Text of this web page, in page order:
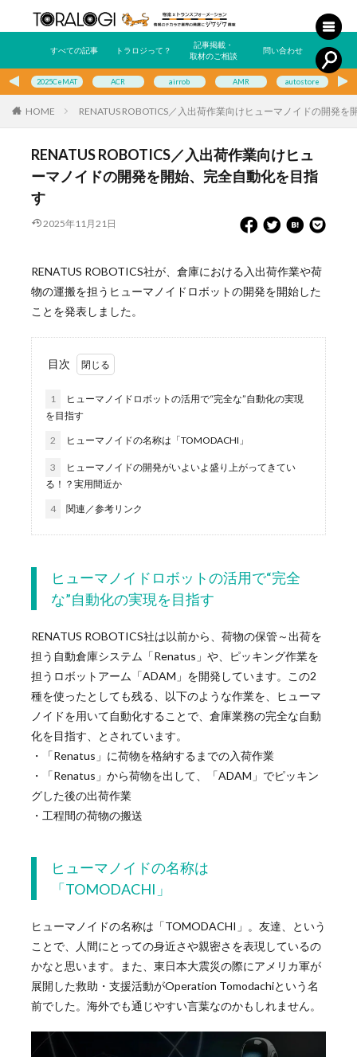
すべての記事 トラロジって？
記事掲載・
取材のご相談
問い合わせ
2025CeMAT ACR airrob AMR autostore
HOME RENATUS ROBOTICS／入出荷作業向けヒューマノイドの開発
RENATUS ROBOTICS／入出荷作業向けヒュ
ーマノイドの開発を開始、完全自動化を目指
す
2025年11月21日
RENATUS ROBOTICS社が、倉庫における入出荷作業や荷
物の運搬を担うヒューマノイドロボットの開発を開始した
ことを発表しました。
目次
1
ヒューマノイドロボットの活用で“完全な”自動化の実現
を目指す
2 ヒューマノイドの名称は「TOMODACHI」
3
ヒューマノイドの開発がいよいよ盛り上がってきてい
る！？実用間近か
4 関連／参考リンク
ヒューマノイドロボットの活用で“完全
な”自動化の実現を目指す
RENATUS ROBOTICS社は以前から、荷物の保管～出荷を
担う自動倉庫システム「Renatus」や、ピッキング作業を
担うロボットアーム「ADAM」を開発しています。この2
種を使ったとしても残る、以下のような作業を、ヒューマ
ノイドを用いて自動化することで、倉庫業務の完全な自動
化を目指す、とされています。
・「Renatus」に荷物を格納するまでの入荷作業
・「Renatus」から荷物を出して、「ADAM」でピッキン
グした後の出荷作業
・工程間の荷物の搬送
ヒューマノイドの名称は
「TOMODACHI」
ヒューマノイドの名称は「TOMODACHI」。友達、という
ことで、人間にとっての身近さや親密さを表現しているの
かなと思います。また、東日本大震災の際にアメリカ軍が
展開した救助・支援活動がOperation Tomodachiという名
前でした。海外でも通じやすい言葉なのかもしれません。